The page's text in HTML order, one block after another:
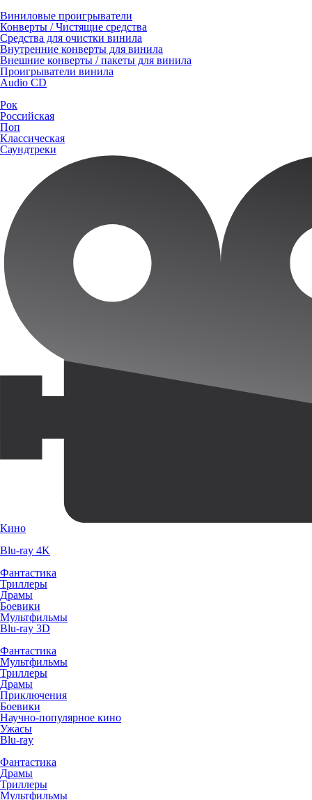
Виниловые проигрыватели
Конверты / Чистящие средства
Средства для очистки винила
Внутренние конверты для винила
Внешние конверты / пакеты для винила
Проигрыватели винила
Audio CD
Рок
Российская
Поп
Классическая
Саундтреки
Кино
Blu-ray 4K
Фантастика
Триллеры
Драмы
Боевики
Мультфильмы
Blu-ray 3D
Фантастика
Мультфильмы
Триллеры
Драмы
Приключения
Боевики
Научно-популярное кино
Ужасы
Blu-ray
Фантастика
Драмы
Триллеры
Мультфильмы